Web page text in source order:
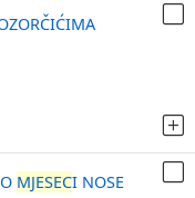
MJESECI NOSE